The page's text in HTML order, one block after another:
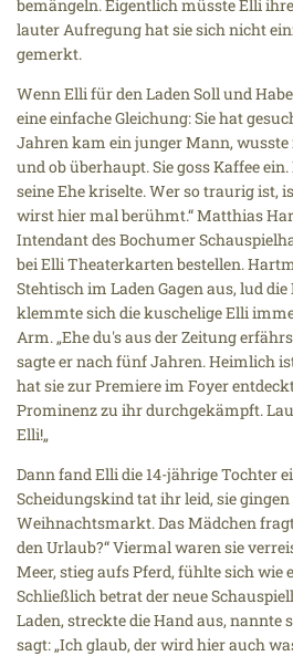
bemängeln. Eigentlich müsste Elli
lauter Aufregung hat sie sich nicht
gemerkt.
Wenn Elli für den Laden Soll und
eine einfache Gleichung: Sie hat
Jahren kam ein junger Mann,
und ob überhaupt. Sie goss Kaffee
seine Ehe kriselte. Wer so traurig ist,
wirst hier mal berühmt.“ Matthias
Intendant des Bochumer
bei Elli Theaterkarten bestellen.
Stehtisch im Laden Gagen aus, lud
klemmte sich die kuschelige Elli
Arm. „Ehe du's aus der Zeitung
sagte er nach fünf Jahren. Heimlich
hat sie zur Premiere im Foyer
Prominenz zu ihr durchgekämpft.
Elli!„
Dann fand Elli die 14-jährige Tochter
Scheidungskind tat ihr leid, sie
Weihnachtsmarkt. Das Mädchen
den Urlaub?“ Viermal waren sie
Meer, stieg aufs Pferd, fühlte sich wie
Schließlich betrat der neue
Laden, streckte die Hand aus, nannte
sagt: „Ich glaub, der wird hier auch